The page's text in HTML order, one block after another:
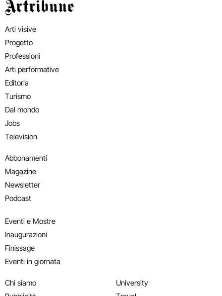
Artribune
Arti visive
Progetto
Professioni
Arti performative
Editoria
Turismo
Dal mondo
Jobs
Television
Abbonamenti
Magazine
Newsletter
Podcast
Eventi e Mostre
Inaugurazioni
Finissage
Eventi in giornata
Chi siamo
University